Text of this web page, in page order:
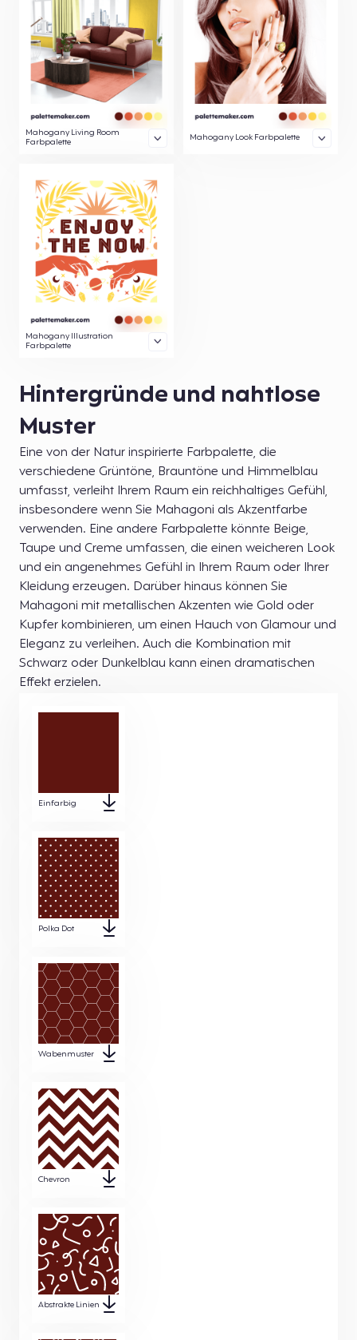
Mahogany Living Room
Farbpalette
Mahogany Look Farbpalette
Mahogany Illustration
Farbpalette
Hintergründe und nahtlose
Muster
Eine von der Natur inspirierte Farbpalette, die
verschiedene Grüntöne, Brauntöne und Himmelblau
umfasst, verleiht Ihrem Raum ein reichhaltiges Gefühl,
insbesondere wenn Sie Mahagoni als Akzentfarbe
verwenden. Eine andere Farbpalette könnte Beige,
Taupe und Creme umfassen, die einen weicheren Look
und ein angenehmes Gefühl in Ihrem Raum oder Ihrer
Kleidung erzeugen. Darüber hinaus können Sie
Mahagoni mit metallischen Akzenten wie Gold oder
Kupfer kombinieren, um einen Hauch von Glamour und
Eleganz zu verleihen. Auch die Kombination mit
Schwarz oder Dunkelblau kann einen dramatischen
Effekt erzielen.
Einfarbig
Polka Dot
Wabenmuster
Chevron
Abstrakte Linien